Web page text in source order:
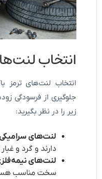
انتخاب
انتخاب لنت‌های ترمز
جلوگیری از فرسودگی
زیر را در نظر بگیرید:
لنت‌های
دارند و گرد و
لنت‌های
سخت مناسب